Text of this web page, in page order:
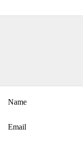
Name
Email